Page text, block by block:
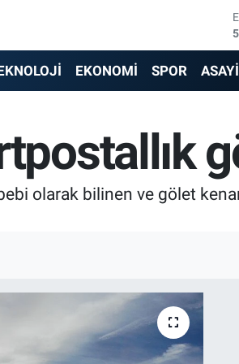
EKONOMİ SPOR
olarak bilinen ve gölet